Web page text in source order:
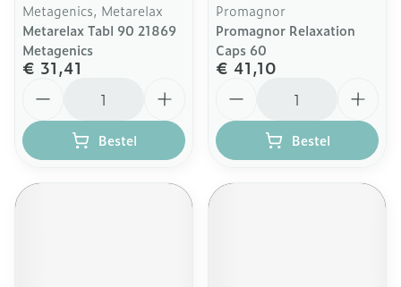
Metagenics, Metarelax
Metarelax Tabl 90 21869
Metagenics
€ 31,41
Bestel
Promagnor
Promagnor Relaxation
Caps 60
€ 41,10
Bestel